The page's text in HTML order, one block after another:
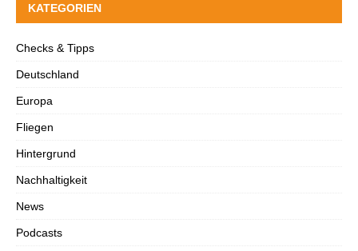
KATEGORIEN
Checks & Tipps
Deutschland
Europa
Fliegen
Hintergrund
Nachhaltigkeit
News
Podcasts